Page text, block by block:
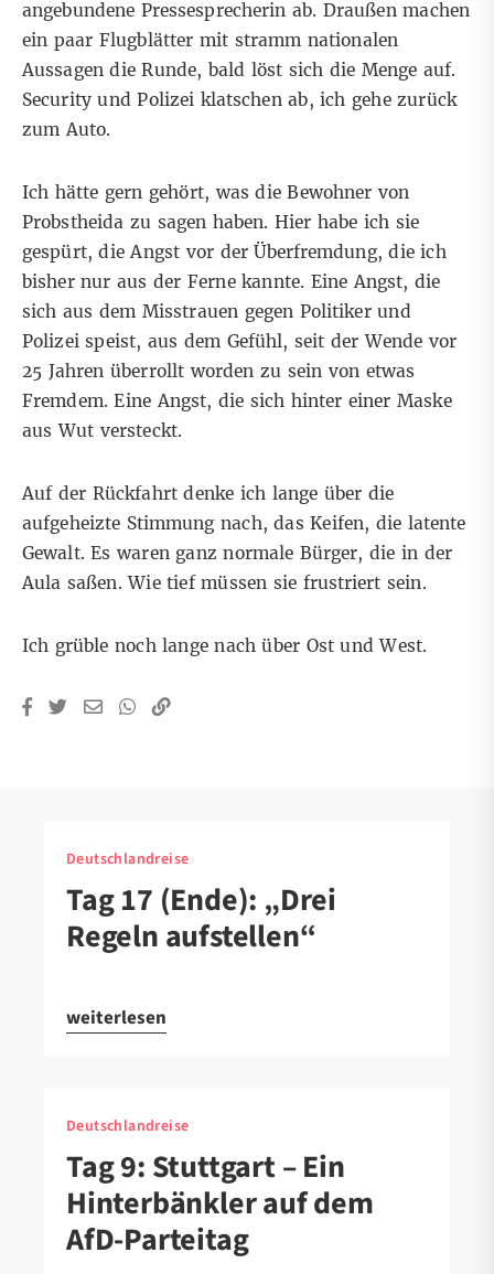
angebundene Pressesprecherin ab. Draußen machen
ein paar Flugblätter mit stramm nationalen
Aussagen die Runde, bald löst sich die Menge auf.
Security und Polizei klatschen ab, ich gehe zurück
zum Auto.
Ich hätte gern gehört, was die Bewohner von
Probstheida zu sagen haben. Hier habe ich sie
gespürt, die Angst vor der Überfremdung, die ich
bisher nur aus der Ferne kannte. Eine Angst, die
sich aus dem Misstrauen gegen Politiker und
Polizei speist, aus dem Gefühl, seit der Wende vor
25 Jahren überrollt worden zu sein von etwas
Fremdem. Eine Angst, die sich hinter einer Maske
aus Wut versteckt.
Auf der Rückfahrt denke ich lange über die
aufgeheizte Stimmung nach, das Keifen, die latente
Gewalt. Es waren ganz normale Bürger, die in der
Aula saßen. Wie tief müssen sie frustriert sein.
Ich grüble noch lange nach über Ost und West.
Deutschlandreise
Tag 17 (Ende): „Drei
Regeln aufstellen“
weiterlesen
Deutschlandreise
Tag 9: Stuttgart – Ein
Hinterbänkler auf dem
AfD-Parteitag